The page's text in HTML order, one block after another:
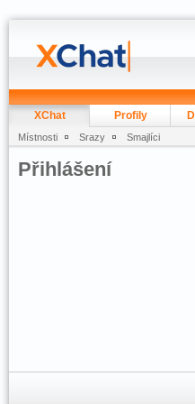
XChat Profily
Místnosti Srazy Smajlíci
Přihlášení